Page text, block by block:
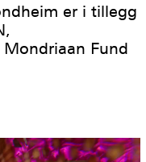
er i tillegg
Fund